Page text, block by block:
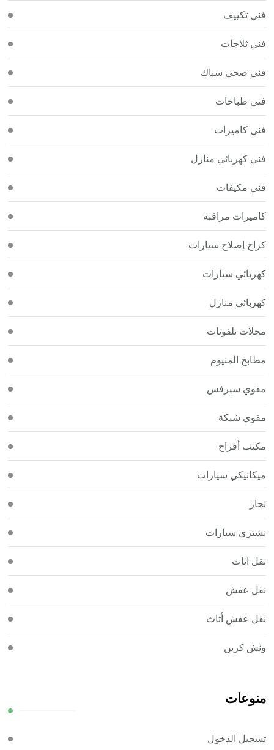
فني تكييف
فني ثلاجات
فني صحي سباك
فني طباخات
فني كاميرات
فني كهربائي منازل
فني مكيفات
كاميرات مراقبة
كراج إصلاح سيارات
كهربائي سيارات
كهربائي منازل
محلات تلفونات
مطابخ المنيوم
مقوي سيرفس
مقوي شبكة
مكتب أفراح
ميكانيكي سيارات
نجار
نشتري سيارات
نقل اثاث
نقل عفش
نقل عفش أثاث
ونش كرين
منوعات
تسجيل الدخول